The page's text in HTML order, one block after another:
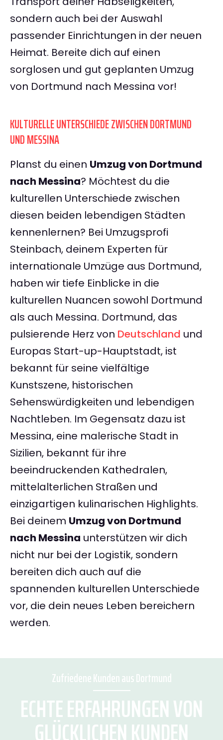
sondern auch bei der Auswahl
passender Einrichtungen in der neuen
Heimat. Bereite dich auf einen
sorglosen und gut geplanten Umzug
von Dortmund nach Messina vor!
KULTURELLE UNTERSCHIEDE ZWISCHEN DORTMUND
UND MESSINA
Planst du einen Umzug von Dortmund
nach Messina? Möchtest du die
kulturellen Unterschiede zwischen
diesen beiden lebendigen Städten
kennenlernen? Bei Umzugsprofi
Steinbach, deinem Experten für
internationale Umzüge aus Dortmund,
haben wir tiefe Einblicke in die
kulturellen Nuancen sowohl Dortmund
als auch Messina. Dortmund, das
pulsierende Herz von Deutschland und
Europas Start-up-Hauptstadt, ist
bekannt für seine vielfältige
Kunstszene, historischen
Sehenswürdigkeiten und lebendigen
Nachtleben. Im Gegensatz dazu ist
Messina, eine malerische Stadt in
Sizilien, bekannt für ihre
beeindruckenden Kathedralen,
mittelalterlichen Straßen und
einzigartigen kulinarischen Highlights.
Bei deinem Umzug von Dortmund
nach Messina unterstützen wir dich
nicht nur bei der Logistik, sondern
bereiten dich auch auf die
spannenden kulturellen Unterschiede
vor, die dein neues Leben bereichern
werden.
Zufriedene Kunden aus Dortmund
ECHTE ERFAHRUNGEN VON